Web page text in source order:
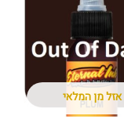
אזל מן המלאי